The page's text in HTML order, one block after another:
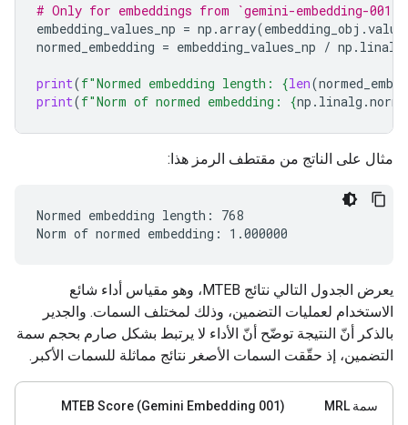
# Only for embeddings from `gemini-embedding-001`
embedding_values_np = np .array(embedding_obj .
normed_embedding = embedding_values_np / np . linalg
print(f"Normed embedding length: {len(
print(f"Norm of normed embedding: {np . linalg .norm
مثال على الناتج من مقتطف الرمز هذا:
Normed embedding length: 768
يعرض الجدول التالي نتائج MTEB، وهو مقياس أداء شائع
الاستخدام لعمليات التضمين، وذلك لمختلف السمات. والجدير
بالذكر أنّ النتيجة توضّح أنّ الأداء لا يرتبط بشكل صارم بحجم سمة
التضمين، إذ حقّقت السمات الأصغر نتائج مماثلة للسمات الأكبر.
سمة MRL MTEB Score (Gemini Embedding 001)